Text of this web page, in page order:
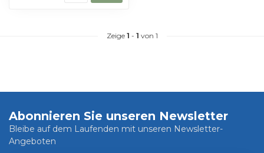
Zeige 1 - 1 von 1
Abonnieren Sie unseren Newsletter
Bleibe auf dem Laufenden mit unseren Newsletter-
Angeboten